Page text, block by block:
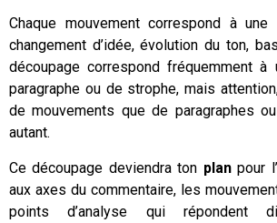
Chaque mouvement correspond à une
changement d’idée, évolution du ton,
découpage correspond fréquemment à
paragraphe ou de strophe, mais
de mouvements que de paragraphes
autant.
Ce découpage deviendra ton planpour
aux axes du commentaire, les
points d’analyse qui répondent